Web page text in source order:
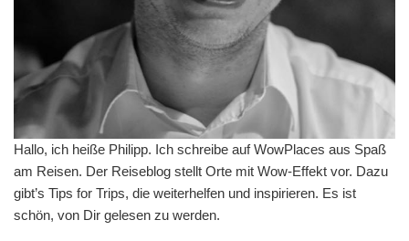
Hallo, ich heiße Philipp. Ich schreibe auf WowPlaces aus Spaß
am Reisen. Der Reiseblog stellt Orte mit Wow-Effekt vor. Dazu
gibt’s Tips for Trips, die weiterhelfen und inspirieren. Es ist
schön, von Dir gelesen zu werden.